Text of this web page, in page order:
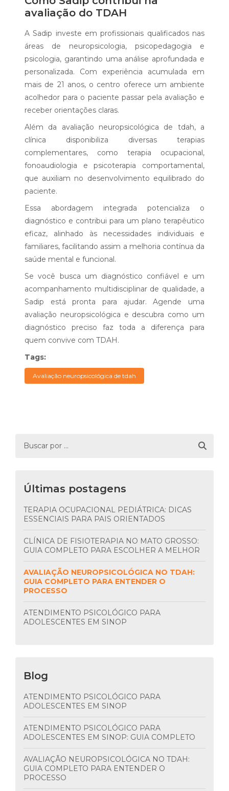
avaliação do TDAH
A Sadip investe em profissionais qualificados nas
áreas de neuropsicologia, psicopedagogia e
psicologia, garantindo uma análise aprofundada e
personalizada. Com experiência acumulada em
mais de 21 anos, o centro oferece um ambiente
acolhedor para o paciente passar pela avaliação e
receber orientações claras.
Além da avaliação neuropsicológica de tdah, a
clínica disponibiliza diversas terapias
complementares, como terapia ocupacional,
fonoaudiologia e psicoterapia comportamental,
que auxiliam no desenvolvimento equilibrado do
paciente.
Essa abordagem integrada potencializa o
diagnóstico e contribui para um plano terapêutico
eficaz, alinhado às necessidades individuais e
familiares, facilitando assim a melhoria contínua da
saúde mental e funcional.
Se você busca um diagnóstico confiável e um
acompanhamento multidisciplinar de qualidade, a
Sadip está pronta para ajudar. Agende uma
avaliação neuropsicológica e descubra como um
diagnóstico preciso faz toda a diferença para
quem convive com TDAH.
Tags:
Avaliação neuropsicológica de tdah
Últimas postagens
TERAPIA OCUPACIONAL PEDIÁTRICA: DICAS
ESSENCIAIS PARA PAIS ORIENTADOS
CLÍNICA DE FISIOTERAPIA NO MATO GROSSO:
GUIA COMPLETO PARA ESCOLHER A MELHOR
AVALIAÇÃO NEUROPSICOLÓGICA NO TDAH:
GUIA COMPLETO PARA ENTENDER O
PROCESSO
ATENDIMENTO PSICOLÓGICO PARA
ADOLESCENTES EM SINOP
Blog
ATENDIMENTO PSICOLÓGICO PARA
ADOLESCENTES EM SINOP
ATENDIMENTO PSICOLÓGICO PARA
ADOLESCENTES EM SINOP: GUIA COMPLETO
AVALIAÇÃO NEUROPSICOLÓGICA NO TDAH:
GUIA COMPLETO PARA ENTENDER O
PROCESSO